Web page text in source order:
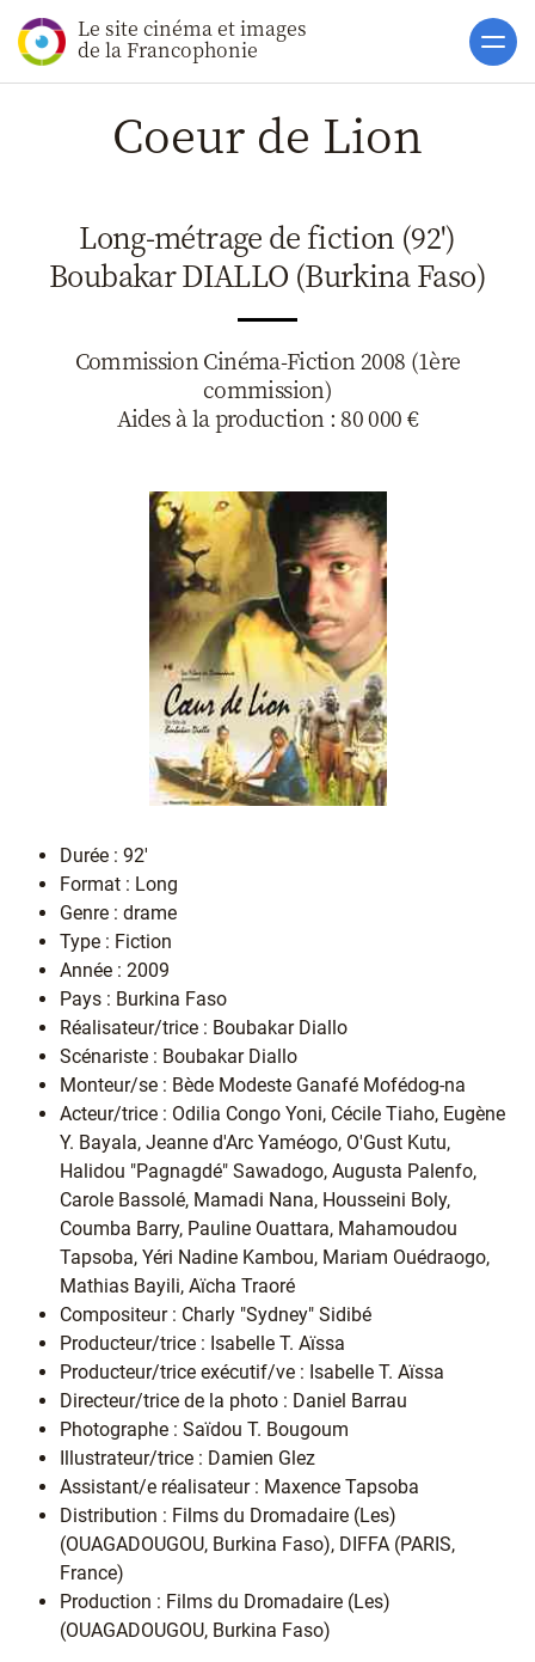
Le site cinéma et images
de la Francophonie Accueil
Actualités
Soutiens
Catalogue
Clap ACP
Boites à
Accès pro
Coeur de Lion
Long-métrage de fiction (92')
Boubakar DIALLO (Burkina Faso)
Commission Cinéma-Fiction 2008 (1ère
commission)
Aides à la production : 80 000 €
Durée : 92'
Format : Long
Genre : drame
Type : Fiction
Année : 2009
Pays : Burkina Faso
Réalisateur/trice : Boubakar Diallo
Scénariste : Boubakar Diallo
Monteur/se : Bède Modeste Ganafé Mofédog-na
Acteur/trice : Odilia Congo Yoni, Cécile Tiaho, Eugène
Y. Bayala, Jeanne d'Arc Yaméogo, O'Gust Kutu,
Halidou "Pagnagdé" Sawadogo, Augusta Palenfo,
Carole Bassolé, Mamadi Nana, Housseini Boly,
Coumba Barry, Pauline Ouattara, Mahamoudou
Tapsoba, Yéri Nadine Kambou, Mariam Ouédraogo,
Mathias Bayili, Aïcha Traoré
Compositeur : Charly "Sydney" Sidibé
Producteur/trice : Isabelle T. Aïssa
Producteur/trice exécutif/ve : Isabelle T. Aïssa
Directeur/trice de la photo : Daniel Barrau
Photographe : Saïdou T. Bougoum
Illustrateur/trice : Damien Glez
Assistant/e réalisateur : Maxence Tapsoba
Distribution : Films du Dromadaire (Les)
(OUAGADOUGOU, Burkina Faso), DIFFA (PARIS,
France)
Production : Films du Dromadaire (Les)
(OUAGADOUGOU, Burkina Faso)